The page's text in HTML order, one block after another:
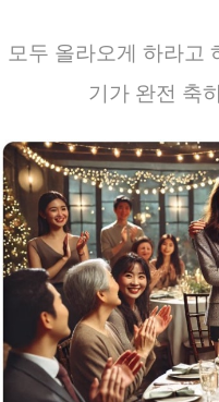
모두 올라오게 하라고
기가 완전 축